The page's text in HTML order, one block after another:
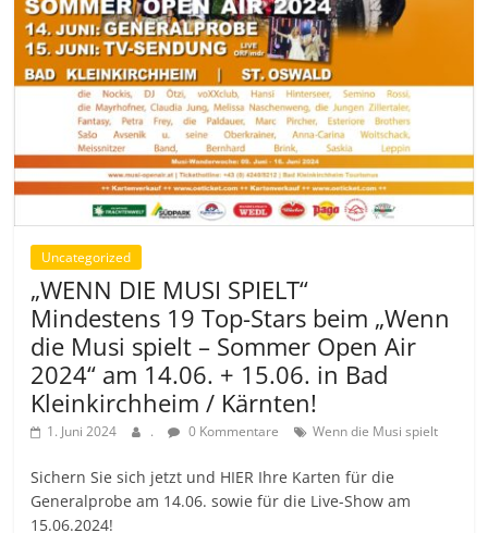
Uncategorized
„WENN DIE MUSI SPIELT“
Mindestens 19 Top-Stars beim „Wenn
die Musi spielt – Sommer Open Air
2024“ am 14.06. + 15.06. in Bad
Kleinkirchheim / Kärnten!
1. Juni 2024 . 0 Kommentare Wenn die Musi spielt
Sichern Sie sich jetzt und HIER Ihre Karten für die
Generalprobe am 14.06. sowie für die Live-Show am
15.06.2024!